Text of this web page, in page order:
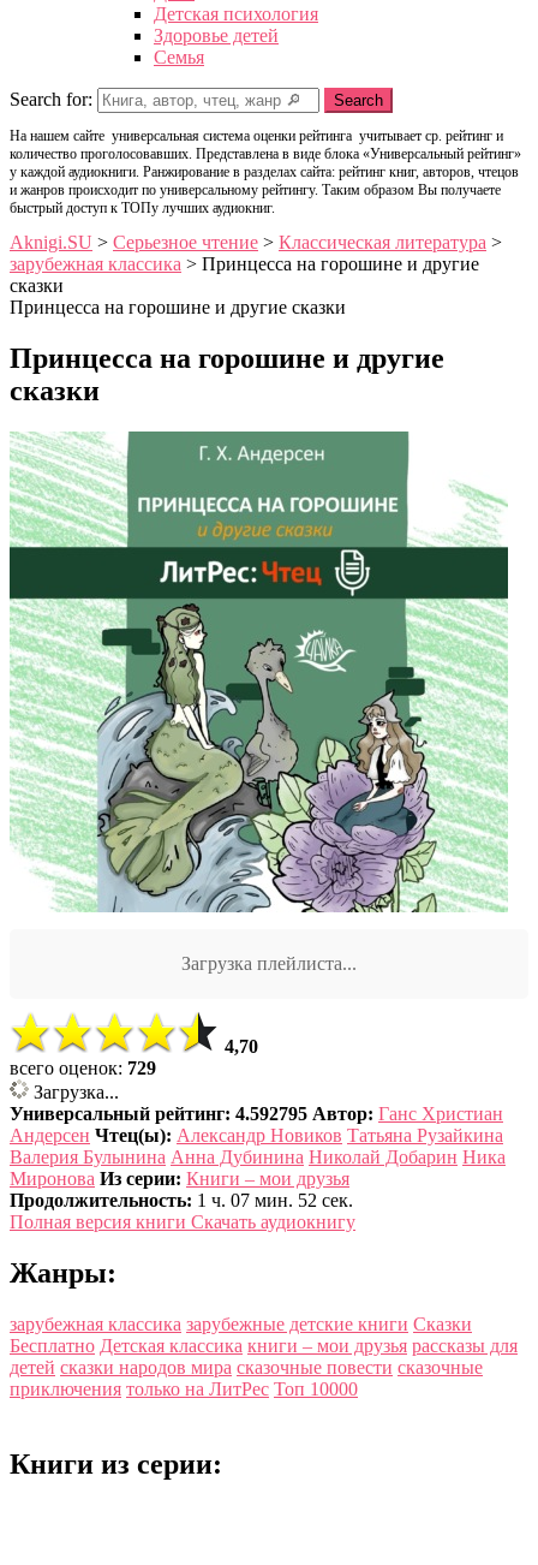
Детская психология
Здоровье детей
Семья
Search for: Search
На нашем сайте универсальная система оценки рейтинга учитывает ср. рейтинг и
количество проголосовавших. Представлена в виде блока «Универсальный рейтинг»
у каждой аудиокниги. Ранжирование в разделах сайта: рейтинг книг, авторов, чтецов
и жанров происходит по универсальному рейтингу. Таким образом Вы получаете
быстрый доступ к ТОПу лучших аудиокниг.
Aknigi.SU > Серьезное чтение > Классическая литература >
зарубежная классика > Принцесса на горошине и другие
сказки
Принцесса на горошине и другие сказки
Принцесса на горошине и другие
сказки
Загрузка плейлиста...
4,70
всего оценок: 729
Загрузка...
Универсальный рейтинг: 4.592795 Автор: Ганс Христиан
Андерсен Чтец(ы): Александр Новиков Татьяна Рузайкина
Валерия Булынина Анна Дубинина Николай Добарин Ника
Миронова Из серии: Книги – мои друзья
Продолжительность: 1 ч. 07 мин. 52 сек.
Полная версия книги Скачать аудиокнигу
Жанры:
зарубежная классика зарубежные детские книги Сказки
Бесплатно Детская классика книги – мои друзья рассказы для
детей сказки народов мира сказочные повести сказочные
приключения только на ЛитРес Топ 10000
Книги из серии: